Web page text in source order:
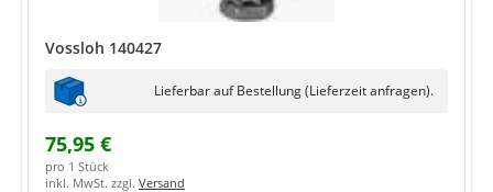
Vossloh 140427
Lieferbar auf Bestellung (Lieferzeit anfragen).
75,95 €
pro 1 Stück
inkl. MwSt. zzgl. Versand